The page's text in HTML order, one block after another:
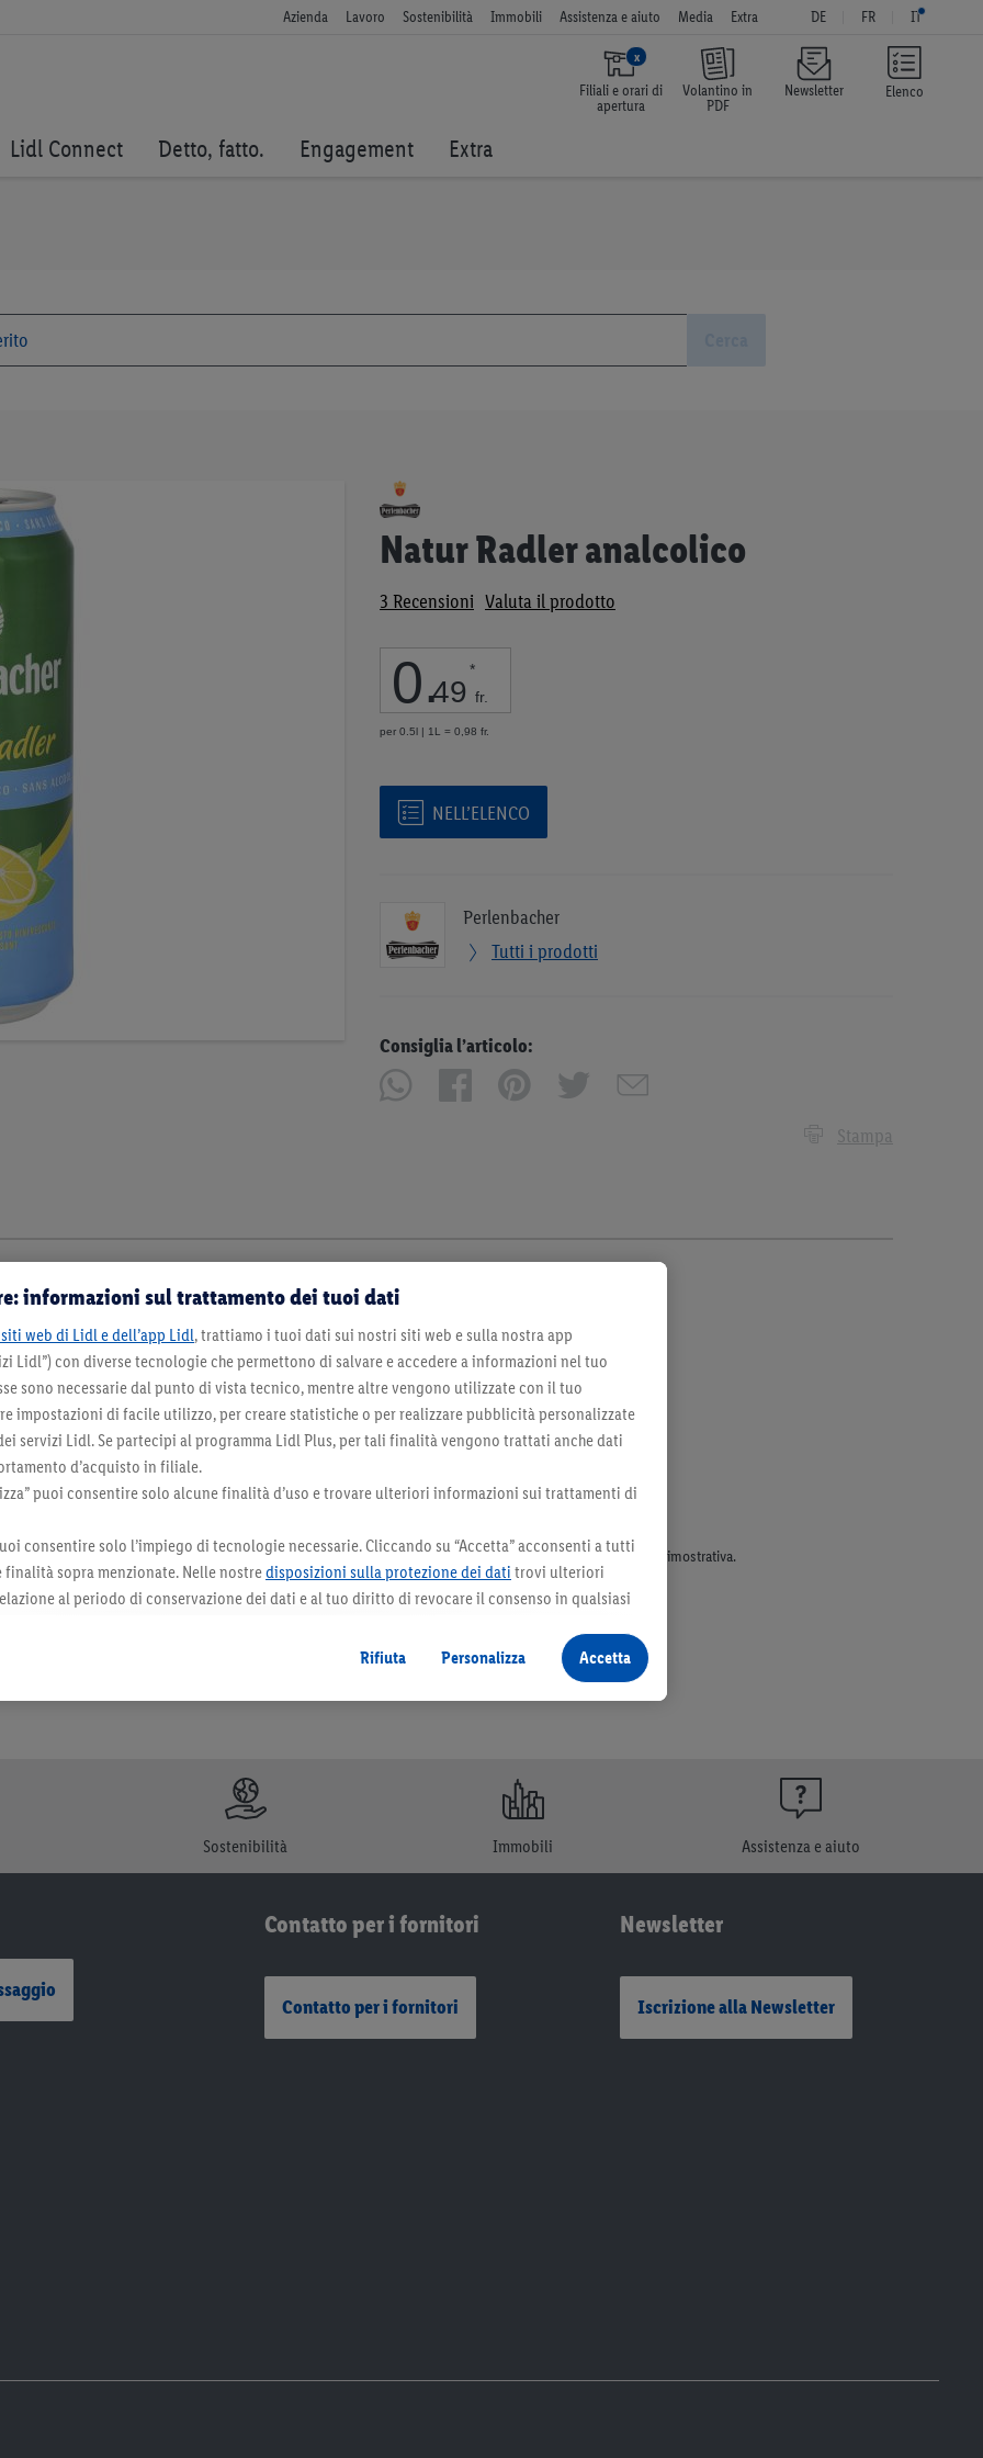
Elenco
Azienda Lavoro Sostenibilità Immobili Assistenza e aiuto Media Extra DE FR IT
x
Filiali e orari di
apertura
Volantino in
PDF
Newsletter
Lidl Connect Detto, fatto. Engagement Extra
Natur Radler analcolico
3 Recensioni Valuta il prodotto
0.49
*
fr.
per 0.5l | 1L = 0,98 fr.
NELL’ELENCO
Perlenbacher
Tutti i prodotti
Consiglia l’articolo:
Stampa
all'inizio
galleria
immagini
I prodotti qui reclamizzati, soprattutto quelli non-food, non fanno sempre parte dell’assortimento. Ill. dimostrativa.
Sostenibilità Immobili Assistenza e aiuto
Contatto per i fornitori
Contatto per i fornitori
Newsletter
Iscrizione alla Newsletter
informazioni sul trattamento dei tuoi dati
web di Lidl e dell’app Lidl, trattiamo i tuoi dati sui nostri siti web e sulla nostra app
Lidl”) con diverse tecnologie che permettono di salvare e accedere a informazioni nel tuo
sono necessarie dal punto di vista tecnico, mentre altre vengono utilizzate con il tuo
impostazioni di facile utilizzo, per creare statistiche o per realizzare pubblicità personalizzate
servizi Lidl. Se partecipi al programma Lidl Plus, per tali finalità vengono trattati anche dati
d’acquisto in filiale.
puoi consentire solo alcune finalità d’uso e trovare ulteriori informazioni sui trattamenti di
consentire solo l’impiego di tecnologie necessarie. Cliccando su “Accetta” acconsenti a tutti
sopra menzionate. Nelle nostredisposizioni sulla protezione dei dati trovi ulteriori
al periodo di conservazione dei dati e al tuo diritto di revocare il consenso in qualsiasi
Rifiuta
Personalizza Accetta